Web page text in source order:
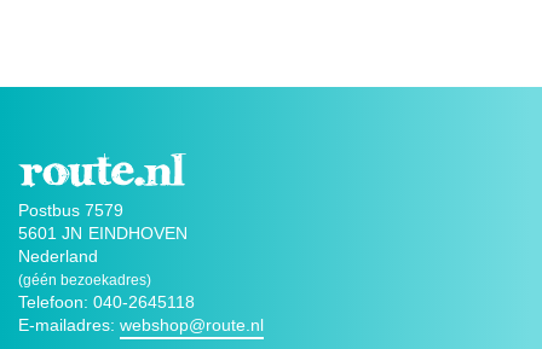
Postbus 7579
5601 JN EINDHOVEN
Nederland
(géén bezoekadres)
Telefoon: 040-2645118
E-mailadres: webshop@route.nl